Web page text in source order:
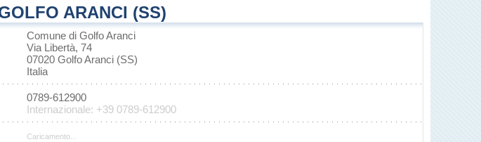
ARANCI (SS)
Comune di Golfo Aranci
Via Libertà, 74
07020 Golfo Aranci (SS)
Italia
0789-612900
Internazionale: +39 0789-612900
Caricamento...